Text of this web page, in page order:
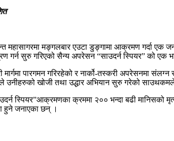
महासागरमा मङ्गलबार एउटा डुङ्गामा आक्रमण गर्दा एक
गर्न सुरु गरिएको सैन्य अपरेसन “साउदर्न स्पियर” को एक
मार्गमा पारगमन गरिरहेको र नार्को-तस्करी
उनीहरुको खोजी तथा उद्धार अभियान सुरु गरेको
स्पियर”आक्रमणका क्रममा २०० भन्दा बढी
हुने जनाएका छन् ।